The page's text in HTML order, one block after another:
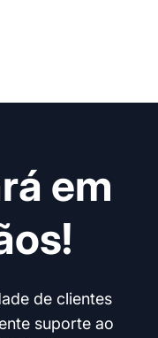
em
de clientes
suporte ao